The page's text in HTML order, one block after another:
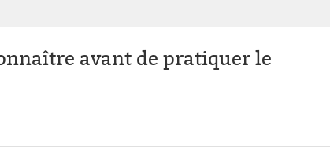
avant de pratiquer le